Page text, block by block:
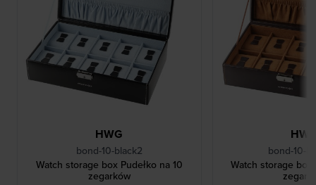
HWG
bond-10-black2
Watch storage box Pudełko na 10
zegarków
bond-10-
Watch storage box